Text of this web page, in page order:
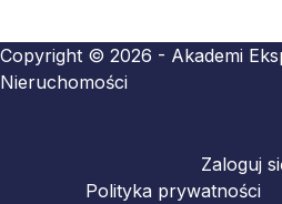
Copyright © 2026 - Akademi
Nieruchomości
Zaloguj
Polityka prywatności